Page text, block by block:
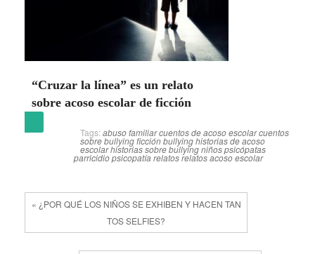
“Cruzar la línea” es un relato
sobre acoso escolar de ficción
Tags: abuso familiarcuentos de acoso escolarcuentos
sobre bullyingficción bullyinghistorias de acoso
escolarhistorias sobre bullyingniños psicópatas
parricidiopsicopatía relatosrelatos acoso escolar
« ¿POR QUÉ LOS NIÑOS SE EXHIBEN Y HACEN TAN
TOS SELFIES?